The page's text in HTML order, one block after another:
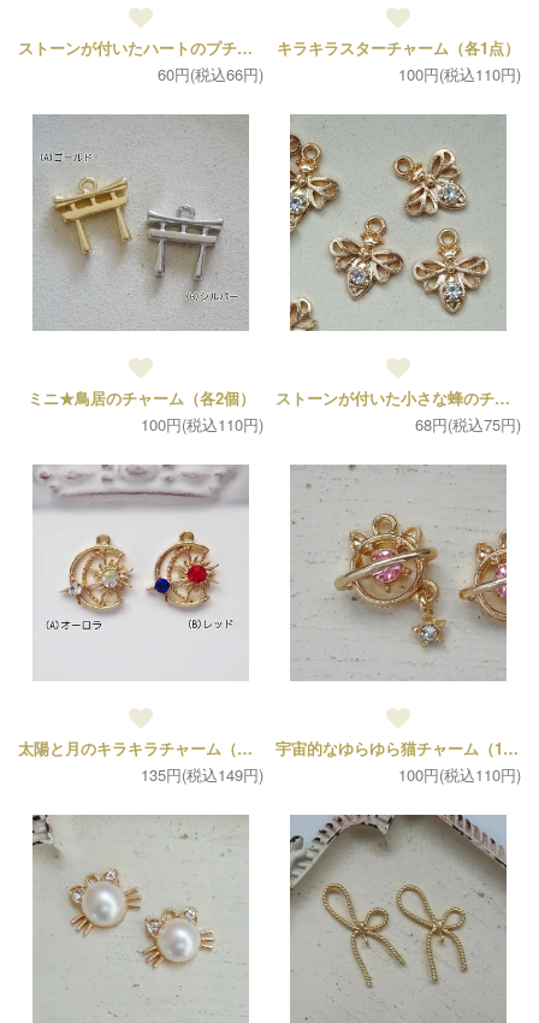
ストーンが付いたハートのプチチャーム（各2個）
60円(税込66円)
キラキラスターチャーム（各1点）
100円(税込110円)
ミニ★鳥居のチャーム（各2個）
100円(税込110円)
ストーンが付いた小さな蜂のチャーム（2個）
68円(税込75円)
太陽と月のキラキラチャーム（各2個）
135円(税込149円)
宇宙的なゆらゆら猫チャーム（1個）
100円(税込110円)